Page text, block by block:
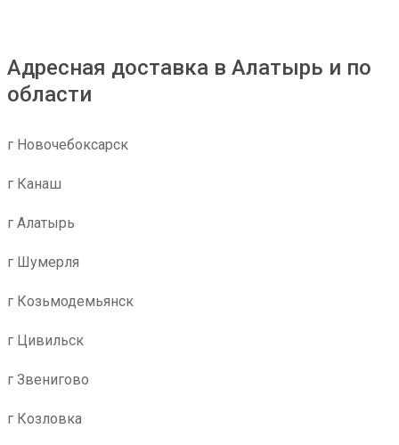
Адресная доставка в Алатырь и по
области
г Новочебоксарск
г Канаш
г Алатырь
г Шумерля
г Козьмодемьянск
г Цивильск
г Звенигово
г Козловка